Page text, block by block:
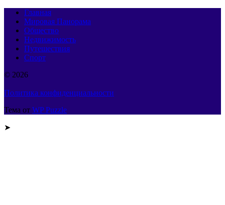
Главная
Мировая Панорама
Общество
Недвижимость
Путешествия
Спорт
© 2026
Политика конфиденциальности
Тема от WP Puzzle
➤